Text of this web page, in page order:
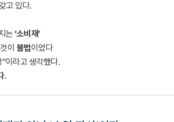
고 있다.
는 ‘소비재’
이 불법이었다
이라고 생각했다.
.